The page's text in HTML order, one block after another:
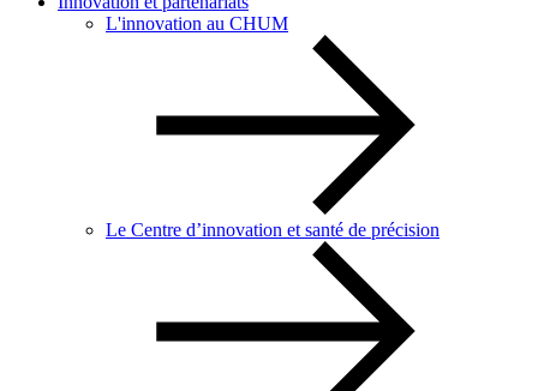
L'innovation au CHUM
Le Centre d’innovation et santé de précision